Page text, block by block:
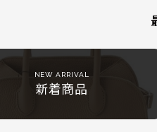
NEW ARRIVAL
新着商品